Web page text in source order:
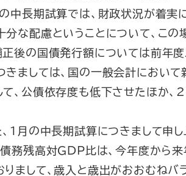
中長期試算では、財政状況が着実
分な配慮ということについて、こ
正後の国債発行額については前年
きましては、国の一般会計におい
て、公債依存度も低下させたほか
１月の中長期試算につきまして申
債務残高対GDP比は、今年度から
りまして、歳入と歳出がおおむね